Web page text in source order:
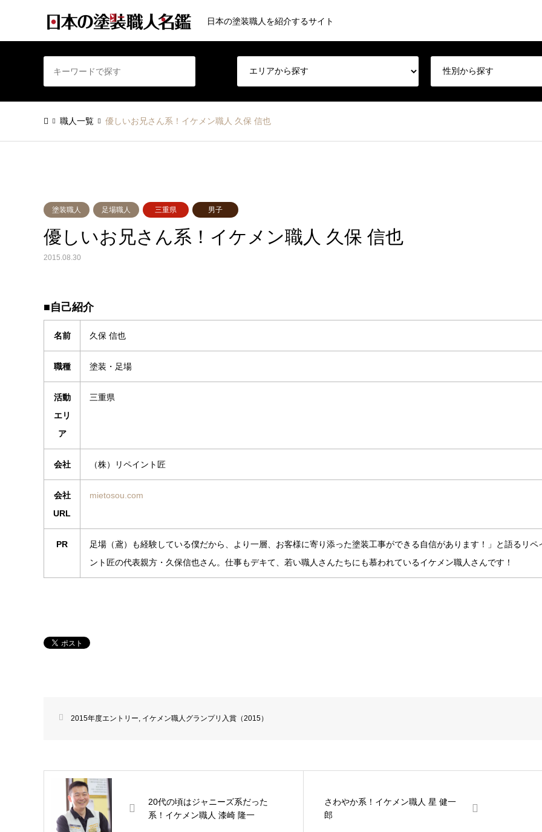
日本の塗装職人を紹介するサイト
職人一覧 優しいお兄さん系！イケメン職人 久保 信也
塗装職人 足場職人 三重県 男子
優しいお兄さん系！イケメン職人 久保 信也
2015.08.30
■自己紹介
名前 久保 信也
職種 塗装・足場
活動
エリ
ア
三重県
会社 （株）リペイント匠
会社
URL
mietosou.com
PR
足場（鳶）も経験している僕だから、より一層、お客様に寄り添った塗装工事ができる自信があります！」と語るリペ
ント匠の代表親方・久保信也さん。仕事もデキて、若い職人さんたちにも慕われているイケメン職人さんです！
2015年度エントリー, イケメン職人グランプリ入賞（2015）
20代の頃はジャニーズ系だった
系！イケメン職人 漆崎 隆一
さわやか系！イケメン職人 星 健一
郎